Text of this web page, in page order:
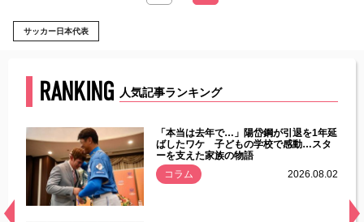
サッカー日本代表
RANKING 人気記事ランキング
「本当は去年で…」陽岱鋼が引退を1年延
ばしたワケ 子どもの学校で感動…スタ
ーを支えた家族の物語
コラム
2026.08.02